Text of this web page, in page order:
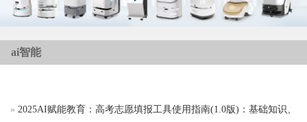
ai智能
» 2025AI赋能教育：高考志愿填报工具使用指南(1.0版)：基础知识、